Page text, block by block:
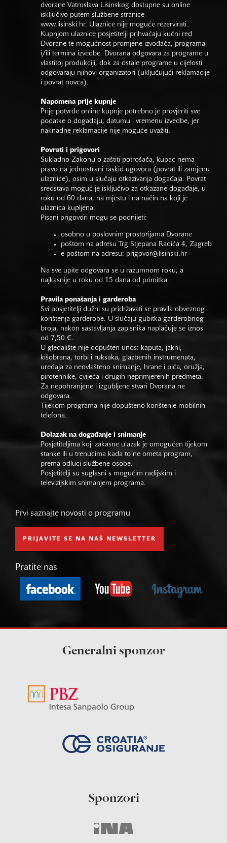
dvorane Vatroslava Lisinskog dostupne su online
isključivo putem službene stranice
www.lisinski.hr. Ulaznice nije moguće rezervirati.
Kupnjom ulaznice posjetitelji prihvaćaju kućni red
Dvorane te mogućnost promjene izvođača, programa
i/ili termina izvedbe. Dvorana odgovara za programe u
vlastitoj produkciji, dok za ostale programe u cijelosti
odgovaraju njihovi organizatori (uključujući reklamacije
i povrat novca).
Napomena prije kupnje
Prije potvrde online kupnje potrebno je provjeriti sve
podatke o događaju, datumu i vremenu izvedbe, jer
naknadne reklamacije nije moguće uvažiti.
Povrati i prigovori
Sukladno Zakonu o zaštiti potrošača, kupac nema
pravo na jednostrani raskid ugovora (povrat ili zamjenu
ulaznice), osim u slučaju otkazivanja događaja. Povrat
sredstava moguć je isključivo za otkazane događaje, u
roku od 60 dana, na mjestu i na način na koji je
ulaznica kupljena.
Pisani prigovori mogu se podnijeti:
osobno u poslovnim prostorijama Dvorane
poštom na adresu Trg Stjepana Radića 4, Zagreb
e-poštom na adresu: prigovor@lisinski.hr
Na sve upite odgovara se u razumnom roku, a
najkasnije u roku od 15 dana od primitka.
Pravila ponašanja i garderoba
Svi posjetitelji dužni su pridržavati se pravila obveznog
korištenja garderobe. U slučaju gubitka garderobnog
broja, nakon sastavljanja zapisnika naplaćuje se iznos
od 7,50 €.
U gledalište nije dopušten unos: kaputa, jakni,
kišobrana, torbi i ruksaka, glazbenih instrumenata,
uređaja za neovlašteno snimanje, hrane i pića, oružja,
pirotehnike, cvijeća i drugih neprimjerenih predmeta.
Za nepohranjene i izgubljene stvari Dvorana ne
odgovara.
Tijekom programa nije dopušteno korištenje mobilnih
telefona.
Dolazak na događanje i snimanje
Posjetiteljima koji zakasne ulazak je omogućen tijekom
stanke ili u trenucima kada to ne ometa program,
prema odluci službene osobe.
Posjetitelji su suglasni s mogućim radijskim i
televizijskim snimanjem programa.
Prvi saznajte novosti o programu
PRIJAVITE SE NA NAŠ NEWSLETTER
Pratite nas
Generalni sponzor
Sponzori